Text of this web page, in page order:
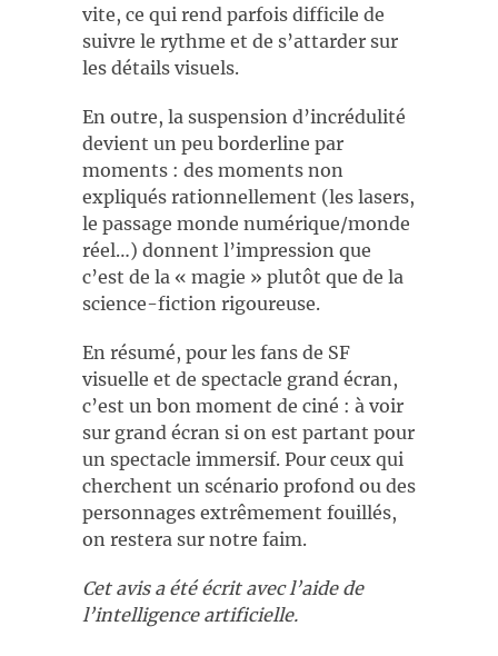
vite, ce qui rend parfois difficile de
suivre le rythme et de s’attarder sur
les détails visuels.
En outre, la suspension d’incrédulité
devient un peu borderline par
moments : des moments non
expliqués rationnellement (les lasers,
le passage monde numérique/monde
réel…) donnent l’impression que
c’est de la « magie » plutôt que de la
science-fiction rigoureuse.
En résumé, pour les fans de SF
visuelle et de spectacle grand écran,
c’est un bon moment de ciné : à voir
sur grand écran si on est partant pour
un spectacle immersif. Pour ceux qui
cherchent un scénario profond ou des
personnages extrêmement fouillés,
on restera sur notre faim.
Cet avis a été écrit avec l’aide de
l’intelligence artificielle.